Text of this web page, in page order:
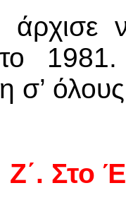
1981.
Ζ΄. Στο